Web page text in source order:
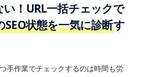
！URL一括チェックで
状態を一気に診断す
手作業でチェックするのは時間も労